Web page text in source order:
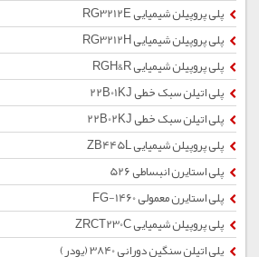
پلی پروپیلن شیمیایی RG3212E
پلی پروپیلن شیمیایی RG3212H
پلی پروپیلن شیمیایی RGH&R
پلی اتیلن سبک خطی 22B01KJ
پلی اتیلن سبک خطی 22B02KJ
پلی پروپیلن شیمیایی ZB445L
پلی استایرن انبساطی 526
پلی استایرن معمولی 1460-FG
پلی پروپیلن شیمیایی ZRCT230C
پلی اتیلن سنگین دورانی 3840 (پودر)